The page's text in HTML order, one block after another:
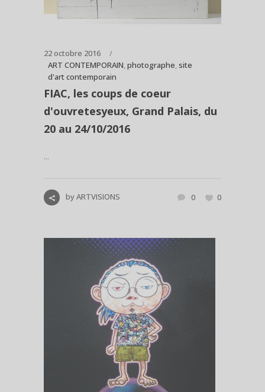
22 octobre 2016
ART CONTEMPORAIN,photographe,site
d'art contemporain
FIAC, les coups de coeur
d'ouvretesyeux, Grand Palais, du
20 au 24/10/2016
...
byARTVISIONS 0 0